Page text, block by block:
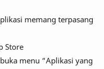
memang terpasang
Store
menu “Aplikasi yang